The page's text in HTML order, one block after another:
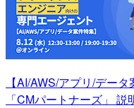
【AI/AWS/アプリ/デー
「CMパートナーズ」